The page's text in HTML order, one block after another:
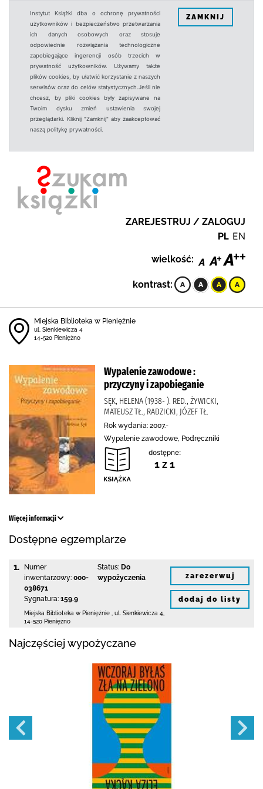
Instytut Książki dba o ochronę prywatności
użytkowników i bezpieczeństwo przetwarzania
ich danych osobowych oraz stosuje
odpowiednie rozwiązania technologiczne
zapobiegające ingerencji osób trzecich w
prywatność użytkowników. Używamy także
plików cookies, by ułatwić korzystanie z naszych
serwisów oraz do celów statystycznych.Jeśli nie
chcesz, by pliki cookies były zapisywane na
Twoim dysku zmień ustawienia swojej
przeglądarki. Kliknij "Zamknij" aby zaakceptować
naszą politykę prywatności.
ZAMKNIJ
ZAREJESTRUJ / ZALOGUJ
PL EN
wielkość:
kontrast:
Miejska Biblioteka w Pieniężnie
ul. Sienkiewicza 4
14-520 Pieniężno
Wypalenie zawodowe :
przyczyny i zapobieganie
SĘK, HELENA (1938- ). RED., ŻYWICKI,
MATEUSZ TŁ., RADZICKI, JÓZEF TŁ.
Rok wydania: 2007.-
Wypalenie zawodowe, Podręczniki
dostępne:
1 z 1
Więcej informacji
Dostępne egzemplarze
1.
Numer
inwentarzowy: 000-
038671
Sygnatura: 159.9
Status: Do
wypożyczenia
Miejska Biblioteka w Pieniężnie ul. Sienkiewicza 4
14-520 Pieniężno
zarezerwuj
dodaj do listy
Najczęściej wypożyczane